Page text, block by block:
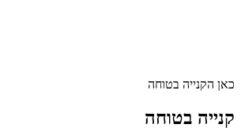
כאן הקנייה בטוחה
קנייה בטוחה